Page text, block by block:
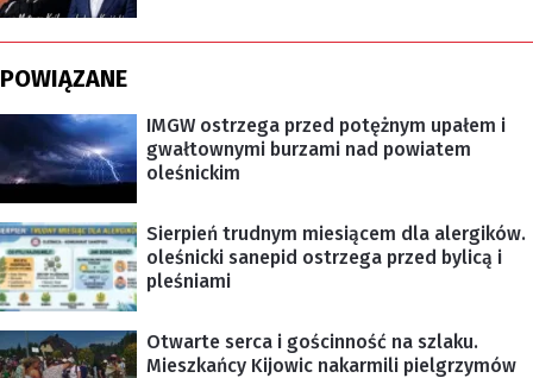
POWIĄZANE
IMGW ostrzega przed potężnym upałem i
gwałtownymi burzami nad powiatem
oleśnickim
Sierpień trudnym miesiącem dla alergików.
oleśnicki sanepid ostrzega przed bylicą i
pleśniami
Otwarte serca i gościnność na szlaku.
Mieszkańcy Kijowic nakarmili pielgrzymów